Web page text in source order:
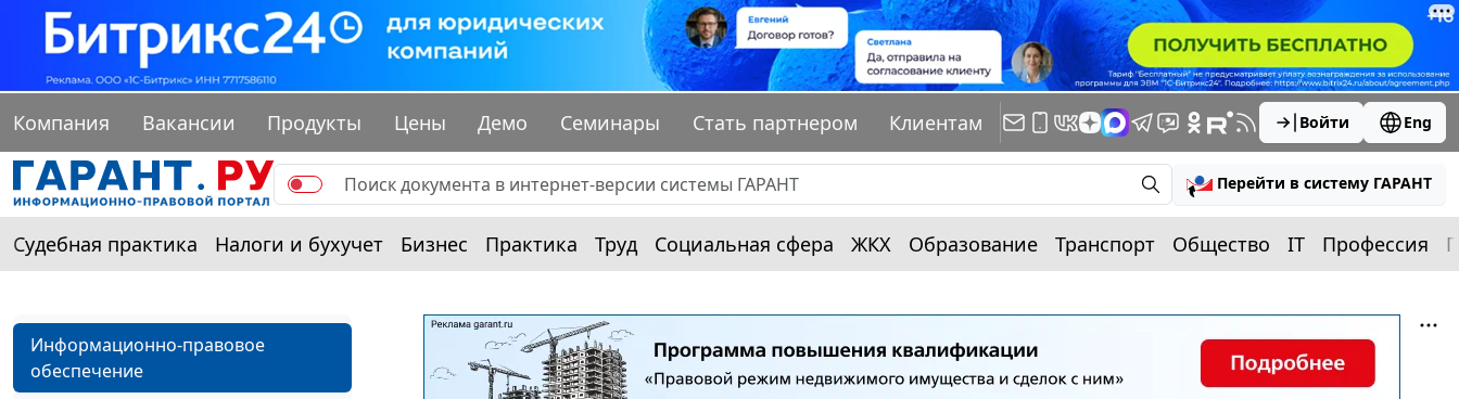
Компания Вакансии Продукты Цены Демо Семинары Стать партнером Клиентам Войти Eng
Перейти в систему ГАРАНТ
Судебная практика Налоги и бухучет Бизнес Практика Труд Социальная сфера ЖКХ Образование Транспорт Общество IT Профессия
Информационно-правовое
обеспечение